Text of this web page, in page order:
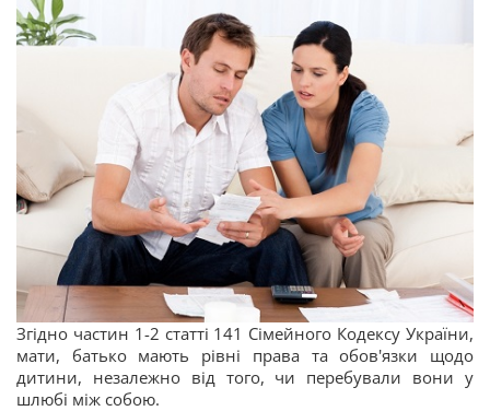
Згідно частин 1-2 статті 141 Сімейного Кодексу України,
мати, батько мають рівні права та обов'язки щодо
дитини, незалежно від того, чи перебували вони у
шлюбі між собою.